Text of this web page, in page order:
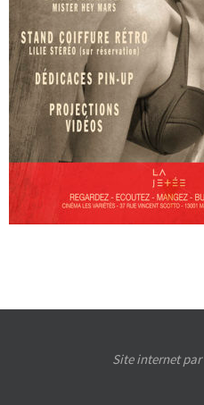
Site internet par